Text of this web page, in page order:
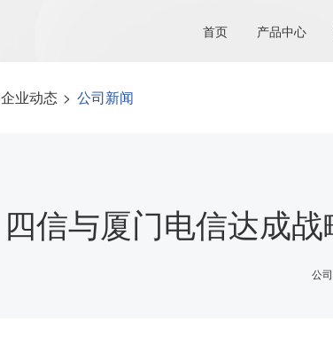
首页 产品中心
企业动态 > 公司新闻
四信与厦门电信达成
公